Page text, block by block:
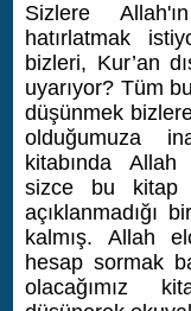
Sizlere
hatırlatmak
bizleri, Kur’an
uyarıyor? Tüm
düşünmek
olduğumuza
kitabında
sizce bu kitap
açıklanmadığı
kalmış. Allah
hesap sormak
olacağımız